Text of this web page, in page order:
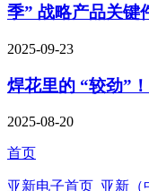
季” 战略产品关键
2025-09-23
焊花里的 “较劲”
2025-08-20
首页
亚新电子首页_亚新（